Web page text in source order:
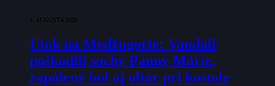
1. AUGUSTA 2026
Útok na Medžugorie: Vandali
poškodili sochy Panny Márie,
zapálený bol aj oltár pri kostole